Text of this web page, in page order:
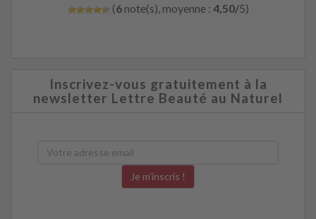
(6note(s), moyenne : 4,50/5)
Inscrivez-vous gratuitement à la
newsletter Lettre Beauté au Naturel